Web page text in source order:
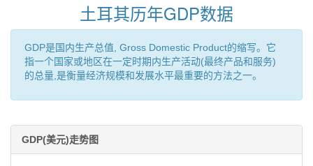
土耳其历年GDP数据
GDP是国内生产总值, Gross Domestic Product的缩写。它
指一个国家或地区在一定时期内生产活动(最终产品和服务)
的总量,是衡量经济规模和发展水平最重要的方法之一。
GDP(美元)走势图